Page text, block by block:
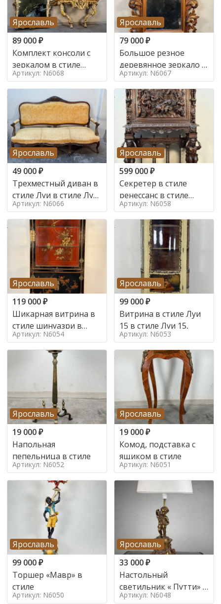
Ярославль
89 000₽
Комплект консоли с
зеркалом в стиле
ренессанс,
Артикул: N6068
Ярославль
79 000₽
Большое резное
деревянное зеркало с
золочением в стиле
Артикул: N6067
Ярославль
49 000₽
Трехместный диван в
стиле Луи в стиле Луи
16,
Артикул: N6066
Ярославль
599 000₽
Секретер в стиле
ренессанс в стиле
ренессанс, 19 век
Артикул: N6058
Ярославль
119 000₽
Шикарная витрина в
стиле шинуазри в
стиле шинуазри,
Артикул: N6054
Ярославль
99 000₽
Витрина в стиле Луи
15 в стиле Луи 15,
Артикул: N6053
Ярославль
19 000₽
Напольная
пепельница в стиле
Артикул: N6052
Ярославль
19 000₽
Комод, подставка с
ящиком в стиле
Артикул: N6051
Ярославль
99 000₽
Торшер «Мавр» в
стиле
Артикул: N6050
Ярославль
33 000₽
Настольный
светильник « Путти» в
стиле
Артикул: N6048